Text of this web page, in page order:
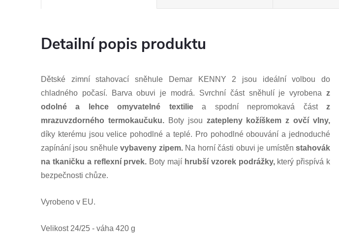
Detailní popis produktu
Dětské zimní stahovací sněhule Demar KENNY 2 jsou ideální volbou do
chladného počasí. Barva obuvi je modrá. Svrchní část sněhulí je vyrobena z
odolné a lehce omyvatelné textiliea spodní nepromokavá částz
mrazuvzdorného termokaučuku.Boty jsou zatepleny kožíškem z ovčí vlny,
díky kterému jsou velice pohodlné a teplé. Pro pohodlné obouvání a jednoduché
zapínání jsou sněhulevybaveny zipem. Na horní části obuvi je umístěnstahovák
na tkaničku a reflexní prvek. Boty mají hrubší vzorek podrážky,který přispívá k
bezpečnosti chůze.
Vyrobeno v EU.
Velikost24/25 - váha 420 g